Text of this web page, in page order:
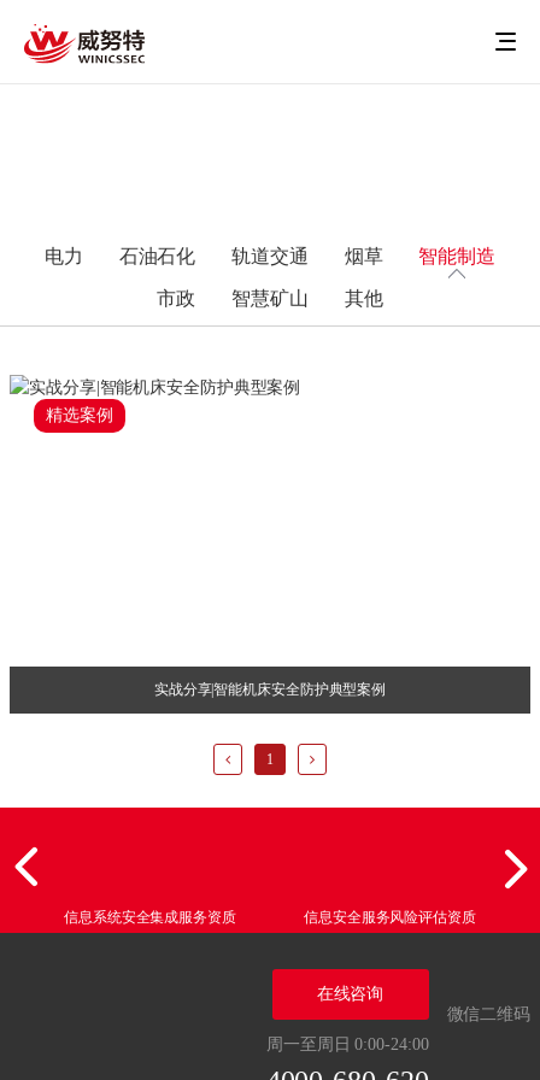
电力 石油石化 轨道交通 烟草 智能制造
市政 智慧矿山 其他
精选案例
实战分享|智能机床安全防护典型案例
1
信息系统安全集成服务资质 信息安全服务风险评估资质
微信二维码
在线咨询
周一至周日 0:00-24:00